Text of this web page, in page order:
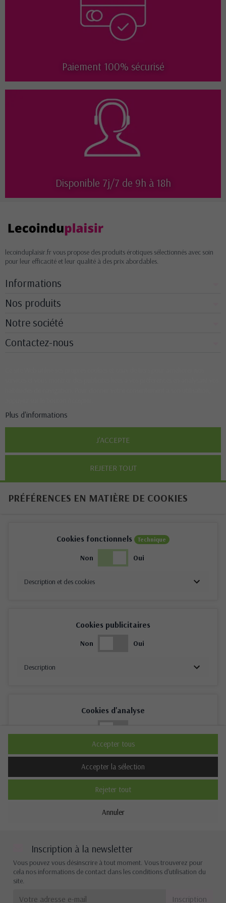
Paiement 100% sécurisé
Disponible 7j/7 de 9h à 18h
lecoinduplaisir.fr vous propose des produits érotiques sélectionnés avec soin
pour leur efficacité et leur qualité à des prix abordables.
Informations
Nos produits
Notre société
Contactez-nous
Plus d'informations
REJETER TOUT
J'ACCEPTE
PRÉFÉRENCES EN MATIÈRE DE COOKIES
Cookies fonctionnels Technique
Non Oui
Description et des cookies
Cookies publicitaires
Non Oui
Description
Cookies d'analyse
Description
Cookies de performance
Non
Annuler
Rejeter tout
Accepter la sélection
Accepter tous
Inscription à la newsletter
Vous pouvez vous désinscrire à tout moment. Vous trouverez pour
cela nos informations de contact dans les conditions d'utilisation du
site.